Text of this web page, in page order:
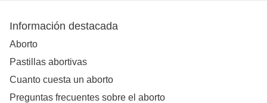
Información destacada
Aborto
Pastillas abortivas
Cuanto cuesta un aborto
Preguntas frecuentes sobre el aborto